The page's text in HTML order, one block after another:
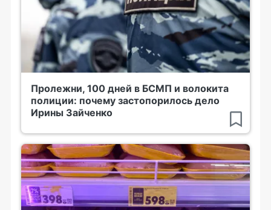
Пролежни, 100 дней в БСМП и волокита
полиции: почему застопорилось дело
Ирины Зайченко